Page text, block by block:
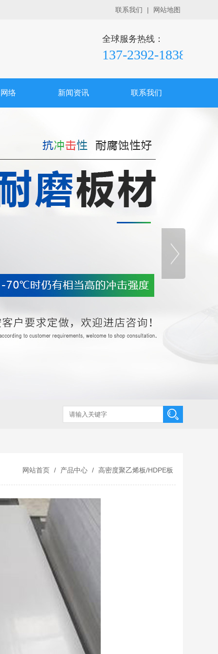
联系我们 | 网站地图
全球服务热线：
137-2392-1838
络 新闻资讯 联系我们
网站首页 / 产品中心 / 高密度聚乙烯板/HDPE板